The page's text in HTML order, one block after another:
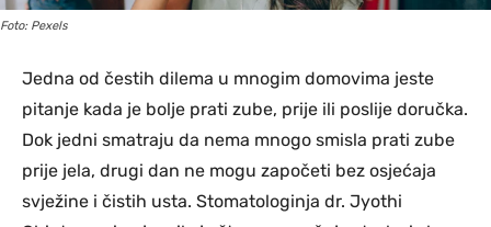
Foto: Pexels
Jedna od čestih dilema u mnogim domovima jeste
pitanje kada je bolje prati zube, prije ili poslije doručka.
Dok jedni smatraju da nema mnogo smisla prati zube
prije jela, drugi dan ne mogu započeti bez osjećaja
svježine i čistih usta. Stomatologinja dr. Jyothi